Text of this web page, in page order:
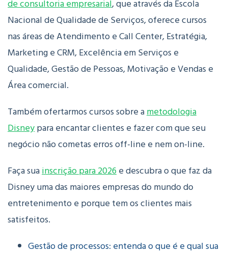
de consultoria empresarial, que através da Escola
Nacional de Qualidade de Serviços, oferece cursos
nas áreas de Atendimento e Call Center, Estratégia,
Marketing e CRM, Excelência em Serviços e
Qualidade, Gestão de Pessoas, Motivação e Vendas e
Área comercial.
Também ofertarmos cursos sobre ametodologia
Disneypara encantar clientes e fazer com que seu
negócio não cometas erros off-line e nem on-line.
Faça suainscrição para 2026e descubra o que faz da
Disney uma das maiores empresas do mundo do
entretenimento e porque tem os clientes mais
satisfeitos.
Gestão de processos: entenda o que é e qual sua